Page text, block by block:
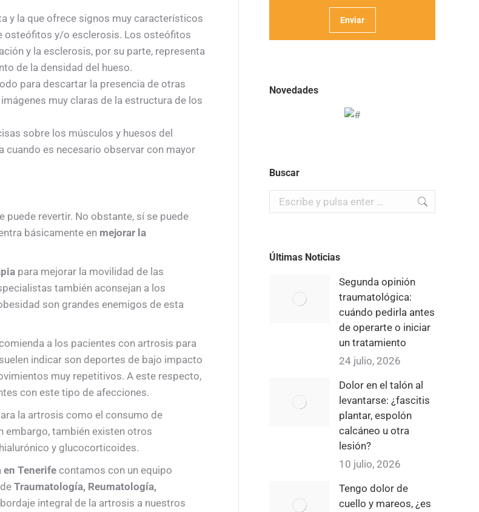
y la que ofrece signos muy característicos
osteófitos y/o esclerosis. Los osteófitos
y la esclerosis, por su parte, representa
de la densidad del hueso.
para descartar la presencia de otras
muy claras de la estructura de los
sobre los músculos y huesos del
es necesario observar con mayor
puede revertir. No obstante, sí se puede
básicamente en mejorar la
para mejorar la movilidad de las
también aconsejan a los
son grandes enemigos de esta
a los pacientes con artrosis para
indicar son deportes de bajo impacto
muy repetitivos. A este respecto,
con este tipo de afecciones.
la artrosis como el consumo de
embargo, también existen otros
y glucocorticoides.
Tenerife contamos con un equipo
Traumatología, Reumatología,
integral de la artrosis a nuestros
Novedades
Buscar
Buscar:
Últimas Noticias
Segunda opinión
traumatológica:
cuándo pedirla antes
de operarte o iniciar
un tratamiento
24 julio, 2026
Dolor en el talón al
levantarse: ¿fascitis
plantar, espolón
calcáneo u otra
lesión?
10 julio, 2026
Tengo dolor de
cuello y mareos, ¿es